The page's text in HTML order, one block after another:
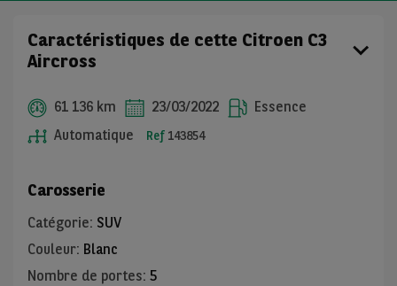
Caractéristiques de cette Citroen C3
Aircross
61 136 km 23/03/2022
Essence
Automatique
Ref 143854
Carosserie
Catégorie: SUV
Couleur: Blanc
Nombre de portes: 5